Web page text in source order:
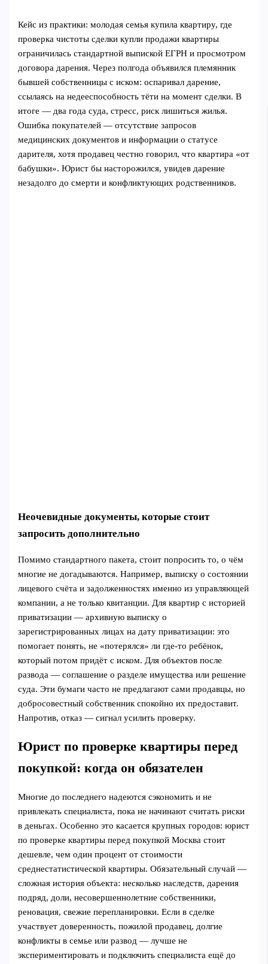
Кейс из практики: молодая семья купила квартиру, где
проверка чистоты сделки купли продажи квартиры
ограничилась стандартной выпиской ЕГРН и просмотром
договора дарения. Через полгода объявился племянник
бывшей собственницы с иском: оспаривал дарение,
ссылаясь на недееспособность тёти на момент сделки. В
итоге — два года суда, стресс, риск лишиться жилья.
Ошибка покупателей — отсутствие запросов
медицинских документов и информации о статусе
дарителя, хотя продавец честно говорил, что квартира «от
бабушки». Юрист бы насторожился, увидев дарение
незадолго до смерти и конфликтующих родственников.
Неочевидные документы, которые стоит
запросить дополнительно
Помимо стандартного пакета, стоит попросить то, о чём
многие не догадываются. Например, выписку о состоянии
лицевого счёта и задолженностях именно из управляющей
компании, а не только квитанции. Для квартир с историей
приватизации — архивную выписку о
зарегистрированных лицах на дату приватизации: это
помогает понять, не «потерялся» ли где-то ребёнок,
который потом придёт с иском. Для объектов после
развода — соглашение о разделе имущества или решение
суда. Эти бумаги часто не предлагают сами продавцы, но
добросовестный собственник спокойно их предоставит.
Напротив, отказ — сигнал усилить проверку.
Юрист по проверке квартиры перед
покупкой: когда он обязателен
Многие до последнего надеются сэкономить и не
привлекать специалиста, пока не начинают считать риски
в деньгах. Особенно это касается крупных городов: юрист
по проверке квартиры перед покупкой Москва стоит
дешевле, чем один процент от стоимости
среднестатистической квартиры. Обязательный случай —
сложная история объекта: несколько наследств, дарения
подряд, доли, несовершеннолетние собственники,
реновация, свежие перепланировки. Если в сделке
участвует доверенность, пожилой продавец, долгие
конфликты в семье или развод — лучше не
экспериментировать и подключить специалиста ещё до